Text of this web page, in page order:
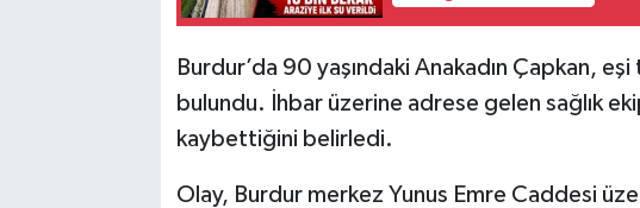
Burdur’da 90 yaşındaki Anakadın Çapkan,
bulundu. İhbar üzerine adrese gelen sağlık
kaybettiğini belirledi.
Olay, Burdur merkez Yunus Emre Caddesi